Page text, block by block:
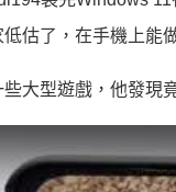
估了，在手機上能
大型遊戲，他發現